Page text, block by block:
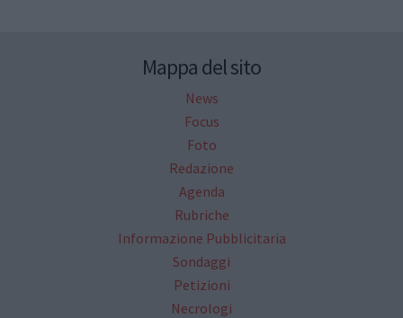
Mappa del sito
News
Focus
Foto
Redazione
Agenda
Rubriche
Informazione Pubblicitaria
Sondaggi
Petizioni
Necrologi